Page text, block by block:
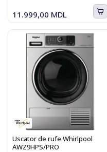
11.999,00 MDL
Uscator de rufe Whirlpool
AWZ9HPS/PRO